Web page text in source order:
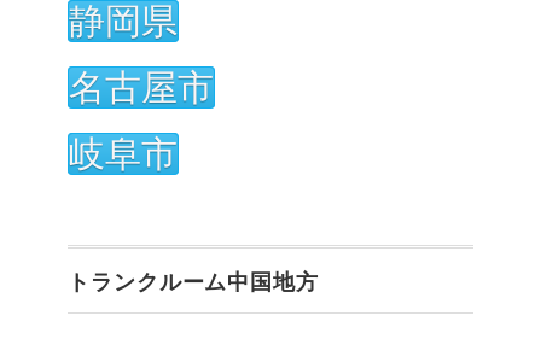
静岡県
名古屋市
岐阜市
トランクルーム中国地方